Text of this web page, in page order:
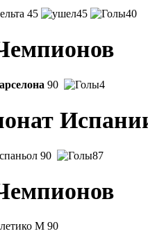
45 45 40
90 4
90 87
М 90